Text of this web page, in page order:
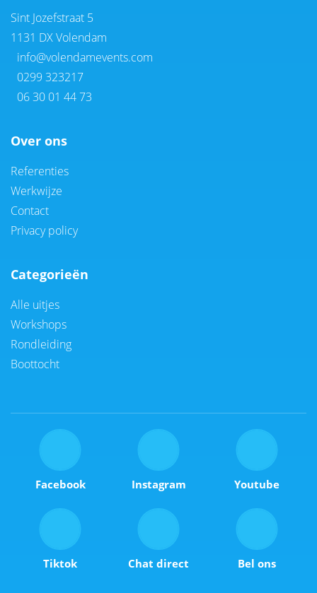
Sint Jozefstraat 5
1131 DX Volendam
info@volendamevents.com
0299 323217
06 30 01 44 73
Over ons
Referenties
Werkwijze
Contact
Privacy policy
Categorieën
Alle uitjes
Workshops
Rondleiding
Boottocht
Facebook Instagram Youtube
Tiktok Chat direct Bel ons